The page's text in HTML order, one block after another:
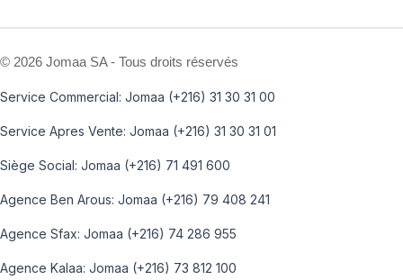
© 2026 Jomaa SA - Tous droits réservés
Service Commercial: Jomaa (+216) 31 30 31 00
Service Apres Vente: Jomaa (+216) 31 30 31 01
Siège Social: Jomaa (+216) 71 491 600
Agence Ben Arous: Jomaa (+216) 79 408 241
Agence Sfax: Jomaa (+216) 74 286 955
Agence Kalaa: Jomaa (+216) 73 812 100